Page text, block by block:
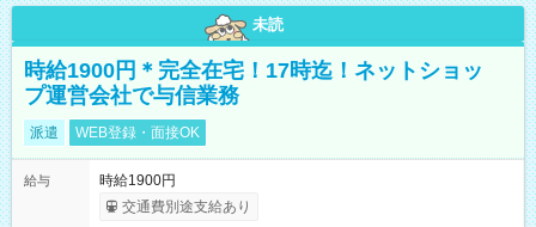
未読
時給1900円＊完全在宅！17時迄！ネットショッ
プ運営会社で与信業務
派遣 WEB登録・面接OK
給与
時給1900円
交通費別途支給あり